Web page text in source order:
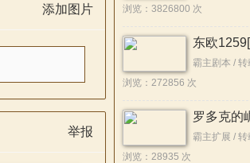
添加图片
举报
浏览：3826800 次
霸主剧本 /
浏览：272856 次
霸主扩展 /
浏览：28935 次